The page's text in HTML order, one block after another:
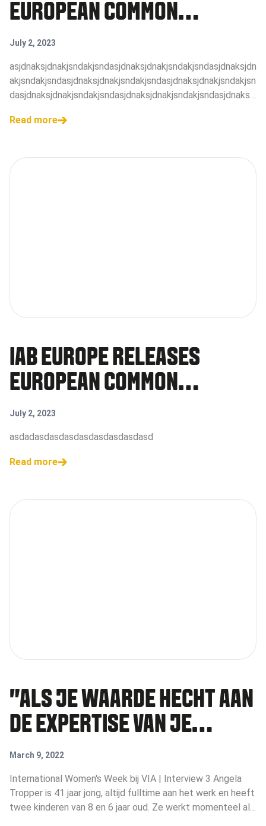
EUROPEAN COMMON
COMMITMENT FOR
SUSTAINABLE DIGITAL
ADVERTISING
July 2, 2023
asjdnaksjdnakjsndakjsndasjdnaksjdnakjsndakjsndasjdnaksjdn
akjsndakjsndasjdnaksjdnakjsndakjsndasjdnaksjdnakjsndakjsn
dasjdnaksjdnakjsndakjsndasjdnaksjdnakjsndakjsndasjdnaksj
sndasjdnaksjdnakjsnd
Read more
IAB EUROPE RELEASES
EUROPEAN COMMON
COMMITMENT FOR
SUSTAINABLE DIGITAL
ADVERTISING
July 2, 2023
asdadasdasdasdasdasdasdasdasd
Read more
"ALS JE WAARDE HECHT AAN
DE EXPERTISE VAN JE
VROUWELIJKE COLLEGA'S,
ZORG DAN DAT ZE GEHOORD
WORDEN."
March 9, 2022
International Women's Week bij VIA | Interview 3 Angela
Tropper is 41 jaar jong, altijd fulltime aan het werk en heeft
twee kinderen van 8 en 6 jaar oud. Ze werkt momenteel als